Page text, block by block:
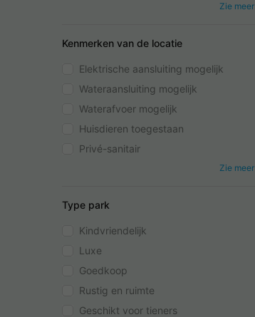
Zie meer
Kenmerken van de locatie
Elektrische aansluiting mogelijk
Wateraansluiting mogelijk
Waterafvoer mogelijk
Huisdieren toegestaan
Privé-sanitair
Zie meer
Type park
Kindvriendelijk
Luxe
Goedkoop
Rustig en ruimte
Geschikt voor tieners